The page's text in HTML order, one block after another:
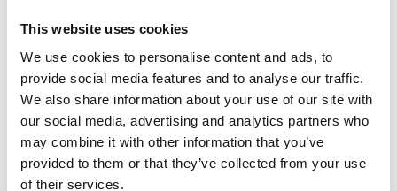
This website uses cookies
We use cookies to personalise content and ads, to
provide social media features and to analyse our traffic.
We also share information about your use of our site with
our social media, advertising and analytics partners who
may combine it with other information that you’ve
provided to them or that they’ve collected from your use
of their services.
Toevoegen aan winkelwagen
Toevoegen aan offerte